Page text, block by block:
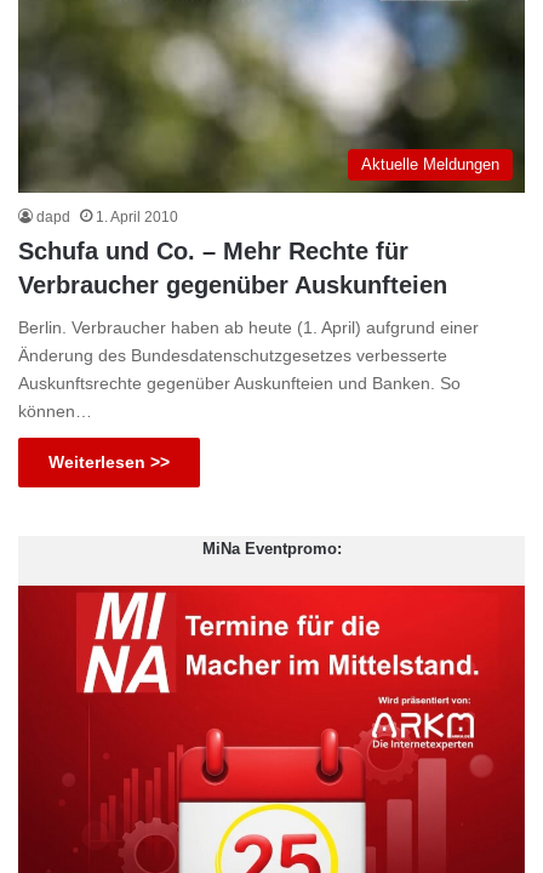
Aktuelle Meldungen
dapd 1. April 2010
Schufa und Co. – Mehr Rechte für
Verbraucher gegenüber Auskunfteien
Berlin. Verbraucher haben ab heute (1. April) aufgrund einer
Änderung des Bundesdatenschutzgesetzes verbesserte
Auskunftsrechte gegenüber Auskunfteien und Banken. So
können…
Weiterlesen >>
MiNa Eventpromo: